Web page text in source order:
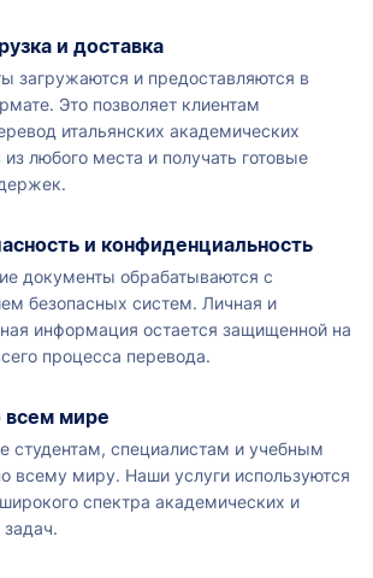
и доставка
загружаются и предоставляются в
Это позволяет клиентам
итальянских академических
из любого места и получать готовые
и конфиденциальность
документы обрабатываются с
безопасных систем. Личная и
информация остается защищенной на
процесса перевода.
всем мире
студентам, специалистам и учебным
всему миру. Наши услуги используются
спектра академических и